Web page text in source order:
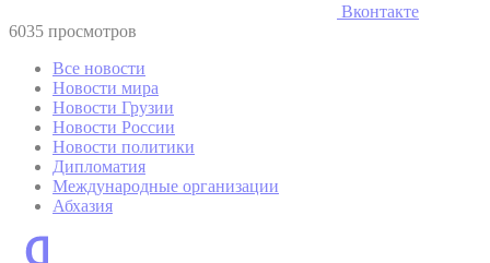
Вконтакте
6035 просмотров
Все новости
Новости мира
Новости Грузии
Новости России
Новости политики
Дипломатия
Международные организации
Абхазия